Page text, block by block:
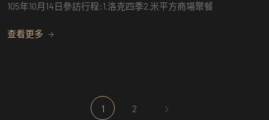
105年10月14日參訪行程:1.洛克四季2.米平方商場聚餐
查看更多
1 2